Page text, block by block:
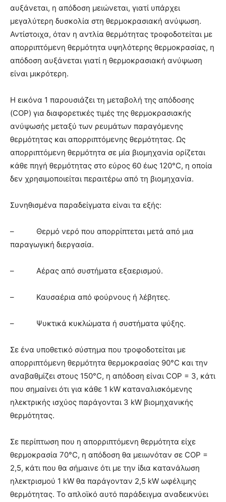
αυξάνεται, η απόδοση μειώνεται, γιατί υπάρχει
μεγαλύτερη δυσκολία στη θερμοκρασιακή ανύψωση.
Αντίστοιχα, όταν η αντλία θερμότητας τροφοδοτείται με
απορριπτόμενη θερμότητα υψηλότερης θερμοκρασίας, η
απόδοση αυξάνεται γιατί η θερμοκρασιακή ανύψωση
είναι μικρότερη.
Η εικόνα 1 παρουσιάζει τη μεταβολή της απόδοσης
(COP) για διαφορετικές τιμές της θερμοκρασιακής
ανύψωσής μεταξύ των ρευμάτων παραγόμενης
θερμότητας και απορριπτόμενης θερμότητας. Ως
απορριπτόμενη θερμότητα σε μία βιομηχανία ορίζεται
κάθε πηγή θερμότητας στο εύρος 60 έως 120°C, η οποία
δεν χρησιμοποιείται περαιτέρω από τη βιομηχανία.
Συνηθισμένα παραδείγματα είναι τα εξής:
– Θερμό νερό που απορρίπτεται μετά από μια
παραγωγική διεργασία.
– Αέρας από συστήματα εξαερισμού.
– Καυσαέρια από φούρνους ή λέβητες.
– Ψυκτικά κυκλώματα ή συστήματα ψύξης.
Σε ένα υποθετικό σύστημα που τροφοδοτείται με
απορριπτόμενη θερμότητα θερμοκρασίας 90°C και την
αναβαθμίζει στους 150°C, η απόδοση είναι COP = 3, κάτι
που σημαίνει ότι για κάθε 1 kW καταναλισκόμενης
ηλεκτρικής ισχύος παράγονται 3 kW βιομηχανικής
θερμότητας.
Σε περίπτωση που η απορριπτόμενη θερμότητα είχε
θερμοκρασία 70°C, η απόδοση θα μειωνόταν σε COP =
2,5, κάτι που θα σήμαινε ότι με την ίδια κατανάλωση
ηλεκτρισμού 1 kW θα παράγονταν 2,5 kW ωφέλιμης
θερμότητας. Το απλοϊκό αυτό παράδειγμα αναδεικνύει